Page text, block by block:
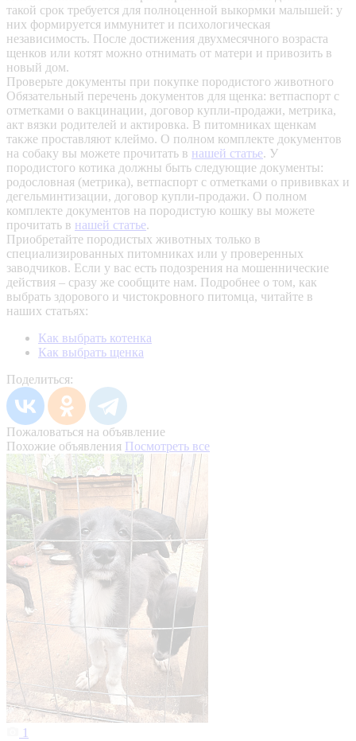
такой срок требуется для полноценной выкормки малышей: у
них формируется иммунитет и психологическая
независимость. После достижения двухмесячного возраста
щенков или котят можно отнимать от матери и привозить в
новый дом.
Проверьте документы при покупке породистого животного
Обязательный перечень документов для щенка: ветпаспорт с
отметками о вакцинации, договор купли-продажи, метрика,
акт вязки родителей и актировка. В питомниках щенкам
также проставляют клеймо. О полном комплекте документов
на собаку вы можете прочитать в нашей статье. У
породистого котика должны быть следующие документы:
родословная (метрика), ветпаспорт с отметками о прививках и
дегельминтизации, договор купли-продажи. О полном
комплекте документов на породистую кошку вы можете
прочитать в нашей статье.
Приобретайте породистых животных только в
специализированных питомниках или у проверенных
заводчиков. Если у вас есть подозрения на мошеннические
действия – сразу же сообщите нам. Подробнее о том, как
выбрать здорового и чистокровного питомца, читайте в
наших статьях:
Как выбрать котенка
Как выбрать щенка
Поделиться:
Пожаловаться на объявление
Похожие объявления Посмотреть все
1